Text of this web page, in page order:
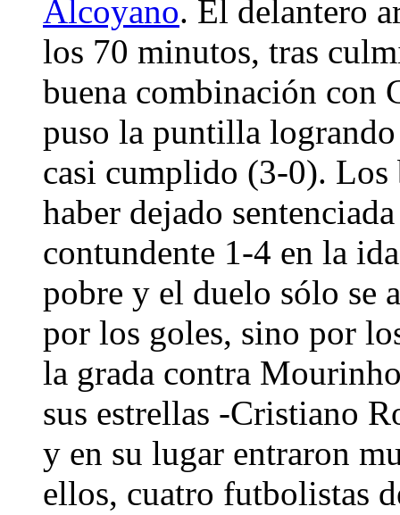
Alcoyano. El delantero
los 70 minutos, tras
buena combinación con
puso la puntilla
casi cumplido (3-0). Los
haber dejado
contundente 1-4 en la
pobre y el duelo sólo se
por los goles, sino por
la grada contra
sus estrellas -Cristiano
y en su lugar entraron
ellos, cuatro futbolistas